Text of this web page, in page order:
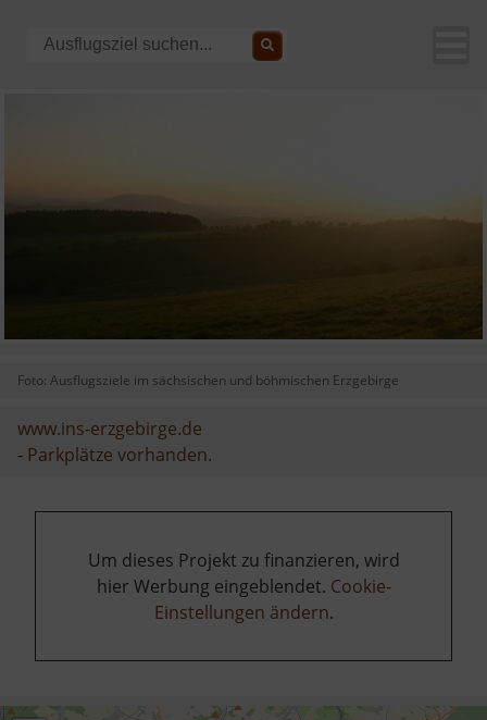
Foto: Ausflugsziele im sächsischen und böhmischen Erzgebirge
www.ins-erzgebirge.de
- Parkplätze vorhanden.
Um dieses Projekt zu finanzieren, wird
hier Werbung eingeblendet. Cookie-
Einstellungen ändern.